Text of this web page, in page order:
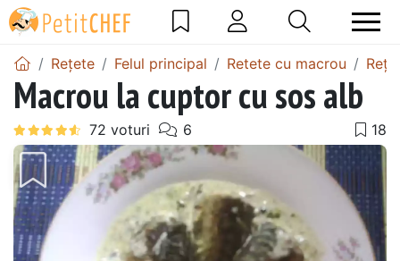
Rețete Felul principal Retete cu macrou
Macrou la cuptor cu sos alb